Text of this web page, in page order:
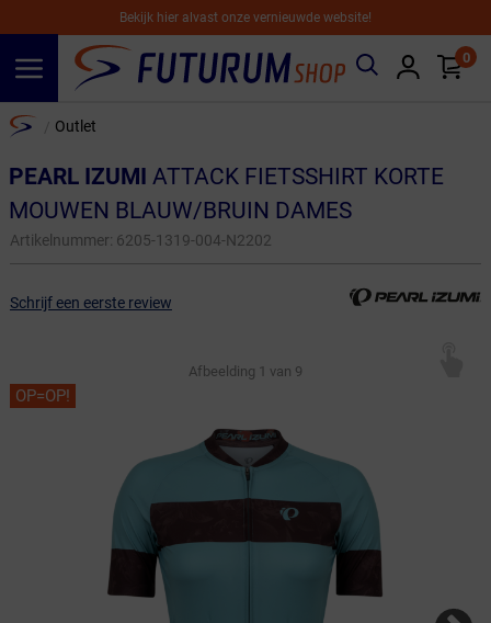
Bekijk hier alvast onze vernieuwde website!
0
Home Outlet
PEARL IZUMI ATTACK FIETSSHIRT KORTE
MOUWEN BLAUW/BRUIN DAMES
Artikelnummer: 6205-1319-004-N2202
Schrijf een eerste review
Afbeelding 1 van 9
OP=OP!